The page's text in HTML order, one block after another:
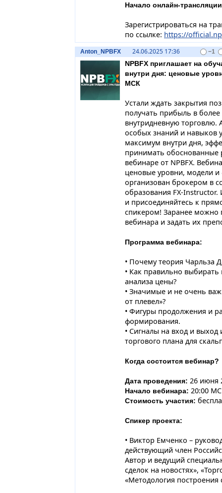
Начало онлайн-
Зарегистрироваться на
по ссылке: https://
Anton_NPBFX 24.06.2025 17:36 −1
NPBFX приглашает на
внутри дня: ценовые
МСК
Устали ждать закрытия
получать прибыль в
внутридневную торговлю.
особых знаний и навыков
максимум внутри дня,
принимать обоснованные
вебинаре от NPBFX.
ценовые уровни, модели
организован брокером в
образования FX-
и присоединяйтесь к
спикером! Заранее можно
вебинара и задать их
Программа вебинара:
• Почему теория Чарльза
• Как правильно
анализа цены?
• Значимые и не очень
от плевел»?
• Фигуры продолжения и
формирования.
• Сигналы на вход и выход
торгового плана для
Когда состоится вебинар?
Дата проведения: 26 июня
Начало вебинара: 20:00
Стоимость участия:
Спикер проекта:
• Виктор Емченко –
действующий член
Автор и ведущий
сделок на новостях»,
«Методология построения